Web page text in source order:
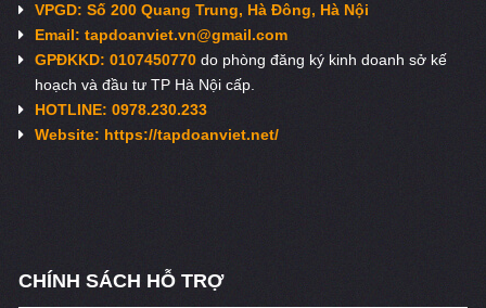
VPGD: Số 200 Quang Trung, Hà Đông, Hà Nội
Email:tapdoanviet.vn@gmail.com
GPĐKKD: 0107450770do phòng đăng ký kinh doanh sở kế
hoạch và đầu tư TP Hà Nội cấp.
HOTLINE: 0978.230.233
Website: https://tapdoanviet.net/
CHÍNH SÁCH HỖ TRỢ